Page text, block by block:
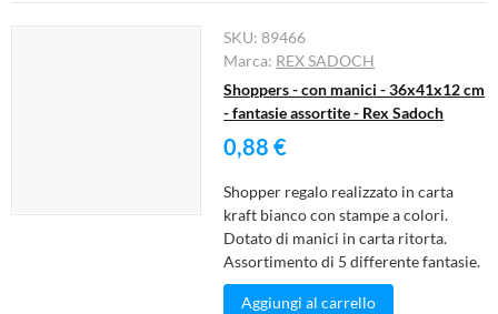
SKU:89466
Marca: REX SADOCH
Shoppers - con manici - 36x41x12 cm
- fantasie assortite - Rex Sadoch
0,88 €
Shopper regalo realizzato in carta
kraft bianco con stampe a colori.
Dotato di manici in carta ritorta.
Assortimento di 5 differente fantasie.
Aggiungi al carrello